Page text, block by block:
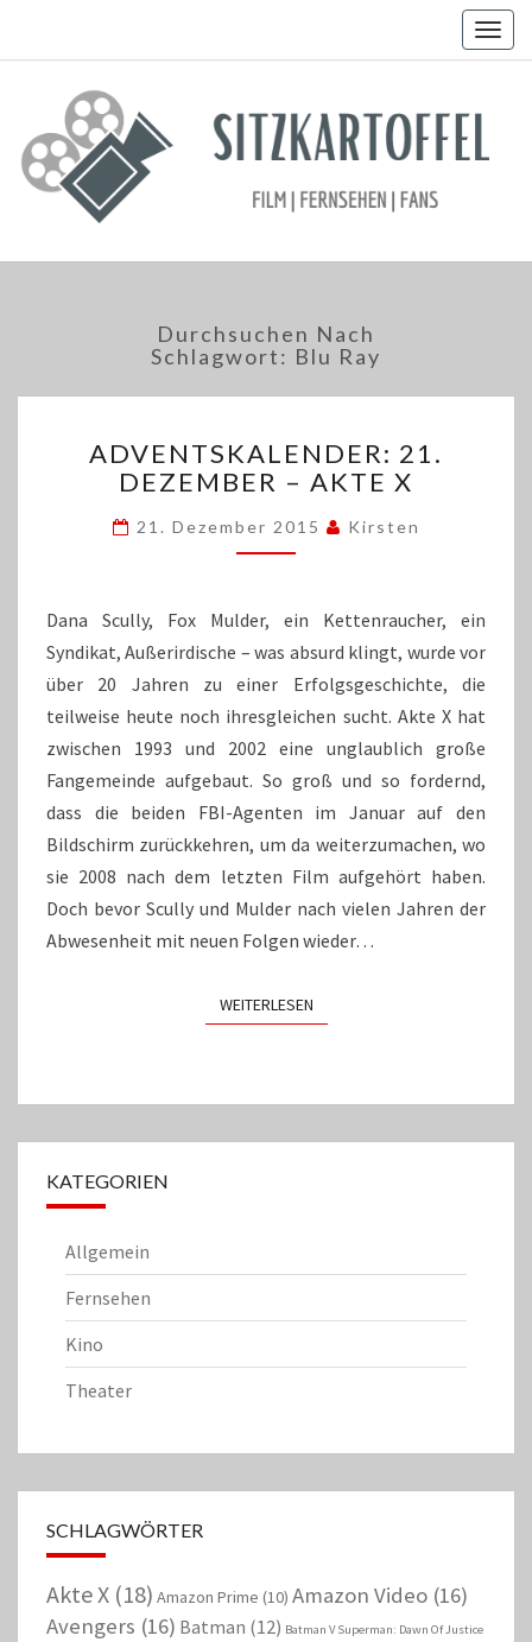
Durchsuchen Nach
Schlagwort: Blu Ray
21.
DEZEMBER
AKTE
X
ADVENTSKALENDER: 21.
DEZEMBER – AKTE X
21. Dezember 2015 Kirsten
Dana Scully, Fox Mulder, ein Kettenraucher, ein
Syndikat, Außerirdische – was absurd klingt, wurde vor
über 20 Jahren zu einer Erfolgsgeschichte, die
teilweise heute noch ihresgleichen sucht. Akte X hat
zwischen 1993 und 2002 eine unglaublich große
Fangemeinde aufgebaut. So groß und so fordernd,
dass die beiden FBI-Agenten im Januar auf den
Bildschirm zurückkehren, um da weiterzumachen, wo
sie 2008 nach dem letzten Film aufgehört haben.
Doch bevor Scully und Mulder nach vielen Jahren der
Abwesenheit mit neuen Folgen wieder…
WEITERLESENWEITERLESEN
KATEGORIEN
Allgemein
Fernsehen
Kino
Theater
SCHLAGWÖRTER
Akte X (18) Amazon Prime (10) Amazon Video (16)
Avengers (16) Batman (12) Batman V Superman: Dawn Of Justice